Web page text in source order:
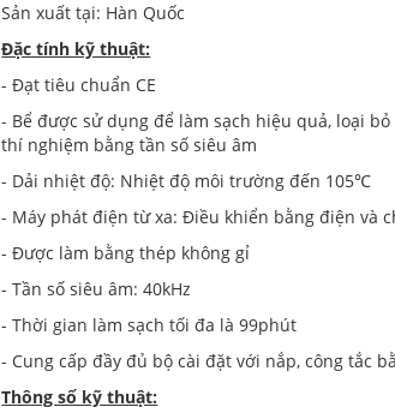
Sản xuất tại: Hàn Quốc
Đặc tính kỹ thuật:
- Đạt tiêu chuẩn CE
- Bể được sử dụng để làm sạch hiệu quả, loại
thí nghiệm bằng tần số siêu âm
- Dải nhiệt độ: Nhiệt độ môi trường đến 105℃
- Máy phát điện từ xa: Điều khiển bằng điện và
- Được làm bằng thép không gỉ
- Tần số siêu âm: 40kHz
- Thời gian làm sạch tối đa là 99phút
- Cung cấp đầy đủ bộ cài đặt với nắp, công tắc
Thông số kỹ thuật: